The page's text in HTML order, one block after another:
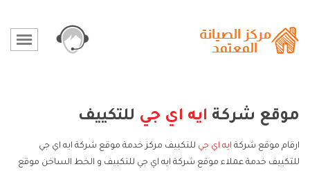
موقع شركة ايه اي جي للتكييف
ارقام موقع شركة ايه اي جي للتكييف مركز خدمة موقع شركة ايه اي جي
للتكييف خدمة عملاء موقع شركة ايه اي جي للتكييف و الخط الساخن موقع